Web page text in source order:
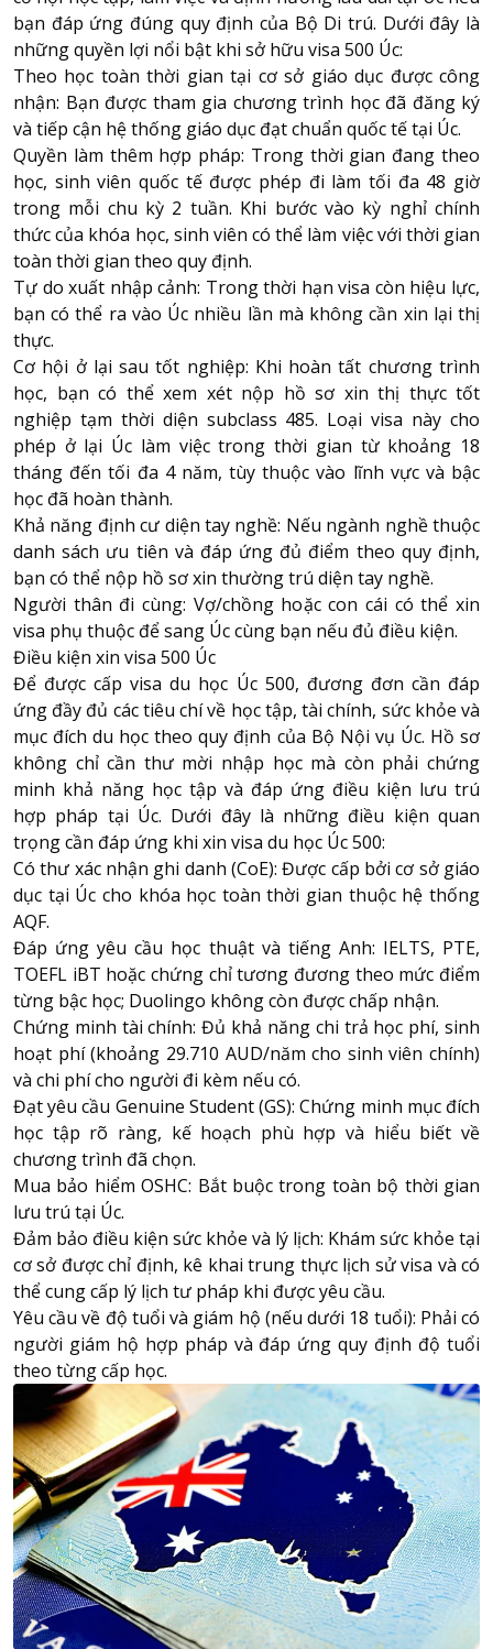
bạn đáp ứng đúng quy định của Bộ Di trú. Dưới đây là
những quyền lợi nổi bật khi sở hữu visa 500 Úc:
Theo học toàn thời gian tại cơ sở giáo dục được công
nhận: Bạn được tham gia chương trình học đã đăng ký
và tiếp cận hệ thống giáo dục đạt chuẩn quốc tế tại Úc.
Quyền làm thêm hợp pháp: Trong thời gian đang theo
học, sinh viên quốc tế được phép đi làm tối đa 48 giờ
trong mỗi chu kỳ 2 tuần. Khi bước vào kỳ nghỉ chính
thức của khóa học, sinh viên có thể làm việc với thời gian
toàn thời gian theo quy định.
Tự do xuất nhập cảnh: Trong thời hạn visa còn hiệu lực,
bạn có thể ra vào Úc nhiều lần mà không cần xin lại thị
thực.
Cơ hội ở lại sau tốt nghiệp: Khi hoàn tất chương trình
học, bạn có thể xem xét nộp hồ sơ xin thị thực tốt
nghiệp tạm thời diện subclass 485. Loại visa này cho
phép ở lại Úc làm việc trong thời gian từ khoảng 18
tháng đến tối đa 4 năm, tùy thuộc vào lĩnh vực và bậc
học đã hoàn thành.
Khả năng định cư diện tay nghề: Nếu ngành nghề thuộc
danh sách ưu tiên và đáp ứng đủ điểm theo quy định,
bạn có thể nộp hồ sơ xin thường trú diện tay nghề.
Người thân đi cùng: Vợ/chồng hoặc con cái có thể xin
visa phụ thuộc để sang Úc cùng bạn nếu đủ điều kiện.
Điều kiện xin visa 500 Úc
Để được cấp visa du học Úc 500, đương đơn cần đáp
ứng đầy đủ các tiêu chí về học tập, tài chính, sức khỏe và
mục đích du học theo quy định của Bộ Nội vụ Úc. Hồ sơ
không chỉ cần thư mời nhập học mà còn phải chứng
minh khả năng học tập và đáp ứng điều kiện lưu trú
hợp pháp tại Úc. Dưới đây là những điều kiện quan
trọng cần đáp ứng khi xin visa du học Úc 500:
Có thư xác nhận ghi danh (CoE): Được cấp bởi cơ sở giáo
dục tại Úc cho khóa học toàn thời gian thuộc hệ thống
AQF.
Đáp ứng yêu cầu học thuật và tiếng Anh: IELTS, PTE,
TOEFL iBT hoặc chứng chỉ tương đương theo mức điểm
từng bậc học; Duolingo không còn được chấp nhận.
Chứng minh tài chính: Đủ khả năng chi trả học phí, sinh
hoạt phí (khoảng 29.710 AUD/năm cho sinh viên chính)
và chi phí cho người đi kèm nếu có.
Đạt yêu cầu Genuine Student (GS): Chứng minh mục đích
học tập rõ ràng, kế hoạch phù hợp và hiểu biết về
chương trình đã chọn.
Mua bảo hiểm OSHC: Bắt buộc trong toàn bộ thời gian
lưu trú tại Úc.
Đảm bảo điều kiện sức khỏe và lý lịch: Khám sức khỏe tại
cơ sở được chỉ định, kê khai trung thực lịch sử visa và có
thể cung cấp lý lịch tư pháp khi được yêu cầu.
Yêu cầu về độ tuổi và giám hộ (nếu dưới 18 tuổi): Phải có
người giám hộ hợp pháp và đáp ứng quy định độ tuổi
theo từng cấp học.